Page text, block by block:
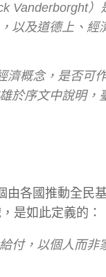
Vanderborght
以及道德上、
濟概念，是否可
於序文中說明
各國推動全民
是如此定義的：
付，以個人而